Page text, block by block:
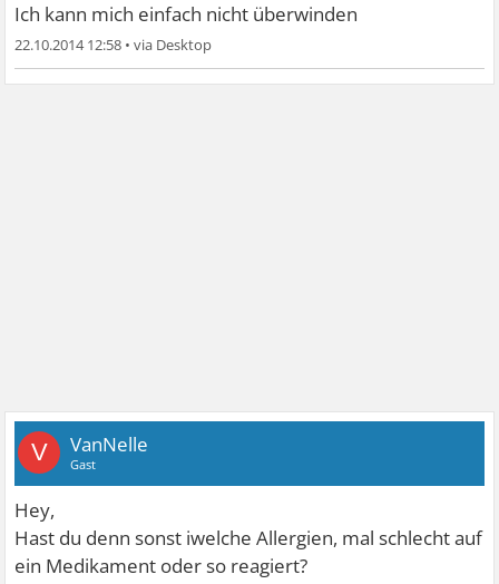
Ich kann mich einfach nicht überwinden
22.10.2014 12:58 •
V VanNelle
Gast
Hey,
Hast du denn sonst iwelche Allergien, mal schlecht auf
ein Medikament oder so reagiert?